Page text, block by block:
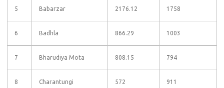
5 Babarzar 2176.12 1758
6 Badhla 866.29 1003
7 Bharudiya Mota 808.15 794
8 Charantungi 572 911